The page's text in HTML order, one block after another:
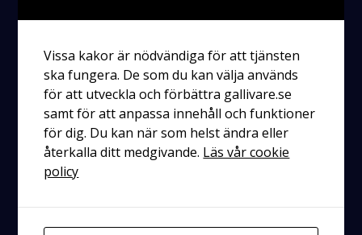
Räddningstjänsten
Enköping-Håbo
Kontakt
Västra ringgatan 6
745 31 Enköping
Vissa kakor är nödvändiga för att tjänsten
ska fungera. De som du kan välja används
för att utveckla och förbättra gallivare.se
samt för att anpassa innehåll och funktioner
för dig. Du kan när som helst ändra eller
återkalla ditt medgivande. Läs vår cookie
policy